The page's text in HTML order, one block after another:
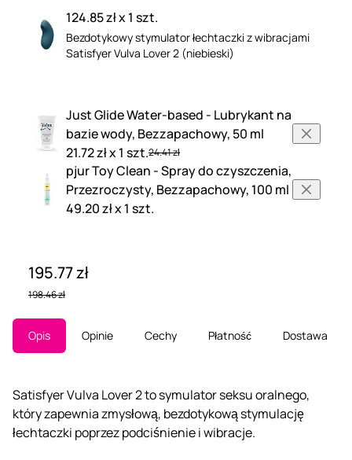
124.85 zł x 1 szt.
Bezdotykowy stymulator łechtaczki z wibracjami
Satisfyer Vulva Lover 2 (niebieski)
Just Glide Water-based - Lubrykant na
bazie wody, Bezzapachowy, 50 ml
21.72 zł x 1 szt.24.41 zł
pjur Toy Clean - Spray do czyszczenia,
Przezroczysty, Bezzapachowy, 100 ml
49.20 zł x 1 szt.
195.77 zł
198.46 zł
Opis Opinie Cechy Płatność Dostawa
Satisfyer Vulva Lover 2 to symulator seksu oralnego,
który zapewnia zmysłową, bezdotykową stymulację
łechtaczki poprzez podciśnienie i wibracje.